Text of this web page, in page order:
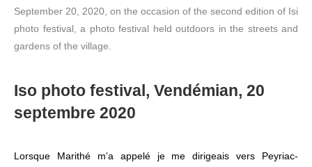
September 20, 2020, on the occasion of the second edition of Isi
photo festival, a photo festival held outdoors in the streets and
gardens of the village.
Iso photo festival, Vendémian, 20
septembre 2020
Lorsque Marithé m’a appelé je me dirigeais vers Peyriac-